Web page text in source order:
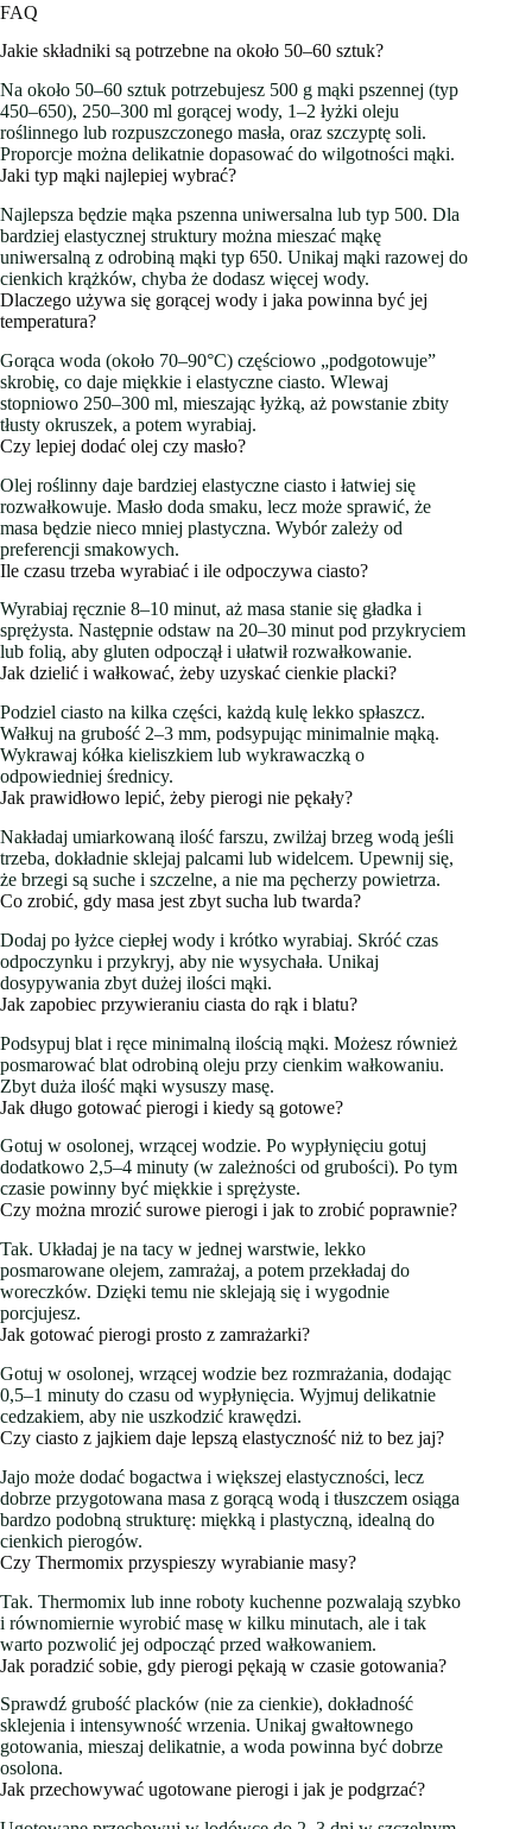
FAQ
Jakie składniki są potrzebne na około 50–60 sztuk?
Na około 50–60 sztuk potrzebujesz 500 g mąki pszennej (typ
450–650), 250–300 ml gorącej wody, 1–2 łyżki oleju
roślinnego lub rozpuszczonego masła, oraz szczyptę soli.
Proporcje można delikatnie dopasować do wilgotności mąki.
Jaki typ mąki najlepiej wybrać?
Najlepsza będzie mąka pszenna uniwersalna lub typ 500. Dla
bardziej elastycznej struktury można mieszać mąkę
uniwersalną z odrobiną mąki typ 650. Unikaj mąki razowej do
cienkich krążków, chyba że dodasz więcej wody.
Dlaczego używa się gorącej wody i jaka powinna być jej
temperatura?
Gorąca woda (około 70–90°C) częściowo „podgotowuje”
skrobię, co daje miękkie i elastyczne ciasto. Wlewaj
stopniowo 250–300 ml, mieszając łyżką, aż powstanie zbity
tłusty okruszek, a potem wyrabiaj.
Czy lepiej dodać olej czy masło?
Olej roślinny daje bardziej elastyczne ciasto i łatwiej się
rozwałkowuje. Masło doda smaku, lecz może sprawić, że
masa będzie nieco mniej plastyczna. Wybór zależy od
preferencji smakowych.
Ile czasu trzeba wyrabiać i ile odpoczywa ciasto?
Wyrabiaj ręcznie 8–10 minut, aż masa stanie się gładka i
sprężysta. Następnie odstaw na 20–30 minut pod przykryciem
lub folią, aby gluten odpoczął i ułatwił rozwałkowanie.
Jak dzielić i wałkować, żeby uzyskać cienkie placki?
Podziel ciasto na kilka części, każdą kulę lekko spłaszcz.
Wałkuj na grubość 2–3 mm, podsypując minimalnie mąką.
Wykrawaj kółka kieliszkiem lub wykrawaczką o
odpowiedniej średnicy.
Jak prawidłowo lepić, żeby pierogi nie pękały?
Nakładaj umiarkowaną ilość farszu, zwilżaj brzeg wodą jeśli
trzeba, dokładnie sklejaj palcami lub widelcem. Upewnij się,
że brzegi są suche i szczelne, a nie ma pęcherzy powietrza.
Co zrobić, gdy masa jest zbyt sucha lub twarda?
Dodaj po łyżce ciepłej wody i krótko wyrabiaj. Skróć czas
odpoczynku i przykryj, aby nie wysychała. Unikaj
dosypywania zbyt dużej ilości mąki.
Jak zapobiec przywieraniu ciasta do rąk i blatu?
Podsypuj blat i ręce minimalną ilością mąki. Możesz również
posmarować blat odrobiną oleju przy cienkim wałkowaniu.
Zbyt duża ilość mąki wysuszy masę.
Jak długo gotować pierogi i kiedy są gotowe?
Gotuj w osolonej, wrzącej wodzie. Po wypłynięciu gotuj
dodatkowo 2,5–4 minuty (w zależności od grubości). Po tym
czasie powinny być miękkie i sprężyste.
Czy można mrozić surowe pierogi i jak to zrobić poprawnie?
Tak. Układaj je na tacy w jednej warstwie, lekko
posmarowane olejem, zamrażaj, a potem przekładaj do
woreczków. Dzięki temu nie sklejają się i wygodnie
porcjujesz.
Jak gotować pierogi prosto z zamrażarki?
Gotuj w osolonej, wrzącej wodzie bez rozmrażania, dodając
0,5–1 minuty do czasu od wypłynięcia. Wyjmuj delikatnie
cedzakiem, aby nie uszkodzić krawędzi.
Czy ciasto z jajkiem daje lepszą elastyczność niż to bez jaj?
Jajo może dodać bogactwa i większej elastyczności, lecz
dobrze przygotowana masa z gorącą wodą i tłuszczem osiąga
bardzo podobną strukturę: miękką i plastyczną, idealną do
cienkich pierogów.
Czy Thermomix przyspieszy wyrabianie masy?
Tak. Thermomix lub inne roboty kuchenne pozwalają szybko
i równomiernie wyrobić masę w kilku minutach, ale i tak
warto pozwolić jej odpocząć przed wałkowaniem.
Jak poradzić sobie, gdy pierogi pękają w czasie gotowania?
Sprawdź grubość placków (nie za cienkie), dokładność
sklejenia i intensywność wrzenia. Unikaj gwałtownego
gotowania, mieszaj delikatnie, a woda powinna być dobrze
osolona.
Jak przechowywać ugotowane pierogi i jak je podgrzać?